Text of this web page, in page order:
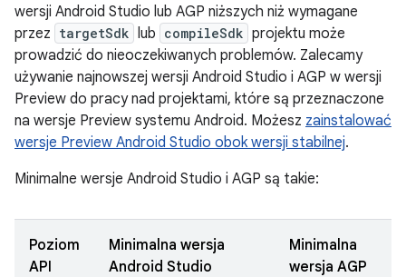
wersji Android Studio lub AGP niższych niż wymagane
przez targetSdk lub compileSdk projektu może
prowadzić do nieoczekiwanych problemów. Zalecamy
używanie najnowszej wersji Android Studio i AGP w wersji
Preview do pracy nad projektami, które są przeznaczone
na wersje Preview systemu Android. Możesz zainstalować
wersje Preview Android Studio obok wersji stabilnej.
Minimalne wersje Android Studio i AGP są takie:
Poziom
API
Minimalna wersja
Android Studio
Minimalna
wersja AGP